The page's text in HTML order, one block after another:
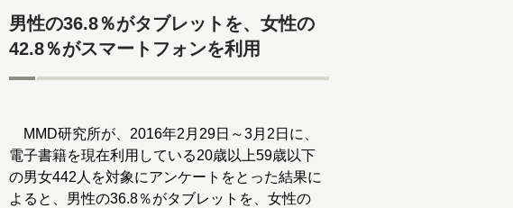
男性の36.8％がタブレットを、女性の
42.8％がスマートフォンを利用
MMD研究所が、2016年2月29日～3月2日に、
電子書籍を現在利用している20歳以上59歳以下
の男女442人を対象にアンケートをとった結果に
よると、男性の36.8％がタブレットを、女性の